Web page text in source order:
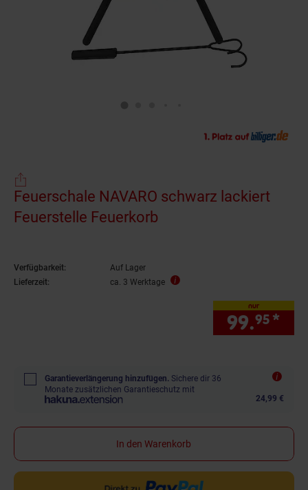
Feuerschale NAVARO schwarz lackiert
Feuerstelle Feuerkorb
Verfügbarkeit:
Auf Lager
Lieferzeit:
ca. 3 Werktage
nur
99.95 *
Garantieverlängerung hinzufügen. Sichere dir 36
Monate zusätzlichen Garantieschutz mit
24,99 €
In den Warenkorb